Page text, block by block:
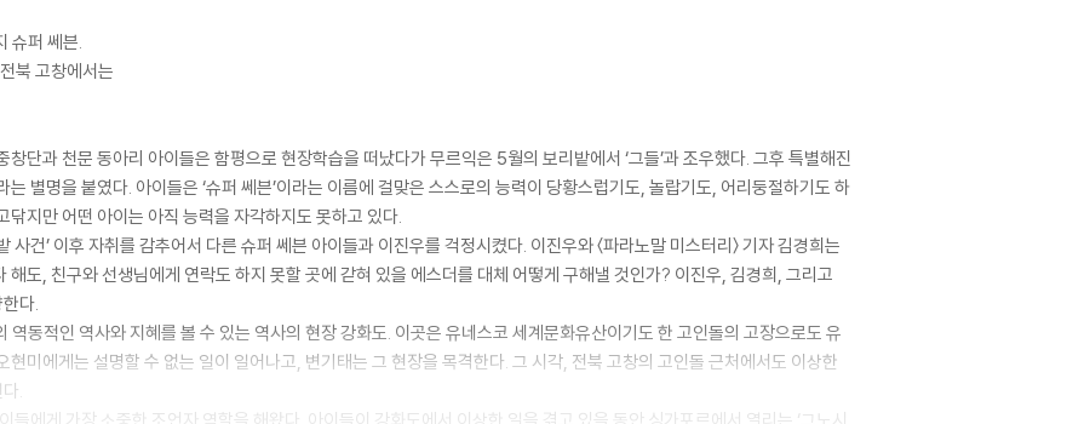
슈퍼 쎄븐.
북 고창에서는
창단과 천문 동아리 아이들은 함평으로 현장학습을 떠났다가 무르익은 5월의 보리밭에서 ‘그들’과 조우했다. 그후 특별해진
는 별명을 붙였다. 아이들은 ‘슈퍼 쎄븐’이라는 이름에 걸맞은 스스로의 능력이 당황스럽기도, 놀랍기도, 어리둥절하기도 하
지만 어떤 아이는 아직 능력을 자각하지도 못하고 있다.
건’ 이후 자취를 감추어서 다른 슈퍼 쎄븐 아이들과 이진우를 걱정시켰다. 이진우와 〈파라노말 미스터리〉 기자 김경희는
해도, 친구와 선생님에게 연락도 하지 못할 곳에 갇혀 있을 에스더를 대체 어떻게 구해낼 것인가? 이진우, 김경희, 그리고
다.
동적인 역사와 지혜를 볼 수 있는 역사의 현장 강화도. 이곳은 유네스코 세계문화유산이기도 한 고인돌의 고장으로도 유
미에게는 설명할 수 없는 일이 일어나고, 변기태는 그 현장을 목격한다. 그 시각, 전북 고창의 고인돌 근처에서도 이상한
.